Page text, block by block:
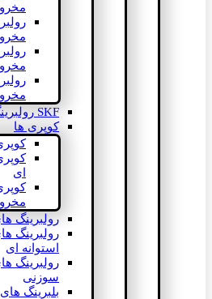
SKF رولبرینگ
کوپری ها
ای
رولبرینگ
رولبرینگ
استوانه ای
رولبرینگ
سوزنی
بلبرینگ